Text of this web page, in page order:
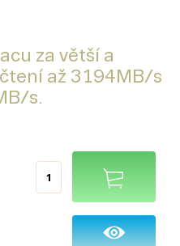
za větší a
až 3194MB/s
s.